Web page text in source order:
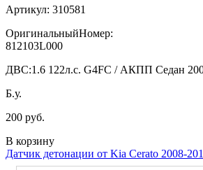
Артикул: 310581
ОригинальныйНомер:
812103L000
ДВС:1.6 122л.с. G4FC / АКПП Седан
Б.у.
200 руб.
В корзину
Датчик детонации от Kia Cerato 2008-